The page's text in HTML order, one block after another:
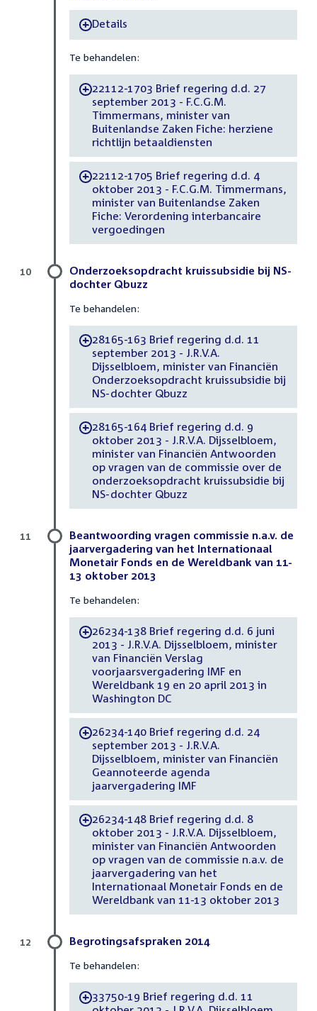
-Details
Te behandelen:
-22112-1703 Brief regering d.d. 27
september 2013 - F.C.G.M.
Timmermans, minister van
Buitenlandse Zaken Fiche: herziene
richtlijn betaaldiensten
-22112-1705 Brief regering d.d. 4
oktober 2013 - F.C.G.M. Timmermans,
minister van Buitenlandse Zaken
Fiche: Verordening interbancaire
vergoedingen
Onderzoeksopdracht kruissubsidie bij NS-
dochter Qbuzz
Te behandelen:
-28165-163 Brief regering d.d. 11
september 2013 - J.R.V.A.
Dijsselbloem, minister van Financiën
Onderzoeksopdracht kruissubsidie bij
NS-dochter Qbuzz
-28165-164 Brief regering d.d. 9
oktober 2013 - J.R.V.A. Dijsselbloem,
minister van Financiën Antwoorden
op vragen van de commissie over de
onderzoeksopdracht kruissubsidie bij
NS-dochter Qbuzz
10
Beantwoording vragen commissie n.a.v. de
jaarvergadering van het Internationaal
Monetair Fonds en de Wereldbank van 11-
13 oktober 2013
Te behandelen:
-26234-138 Brief regering d.d. 6 juni
2013 - J.R.V.A. Dijsselbloem, minister
van Financiën Verslag
voorjaarsvergadering IMF en
Wereldbank 19 en 20 april 2013 in
Washington DC
-26234-140 Brief regering d.d. 24
september 2013 - J.R.V.A.
Dijsselbloem, minister van Financiën
Geannoteerde agenda
jaarvergadering IMF
-26234-148 Brief regering d.d. 8
oktober 2013 - J.R.V.A. Dijsselbloem,
minister van Financiën Antwoorden
op vragen van de commissie n.a.v. de
jaarvergadering van het
Internationaal Monetair Fonds en de
Wereldbank van 11-13 oktober 2013
11
Begrotingsafspraken 2014
Te behandelen:
-33750-19 Brief regering d.d. 11
12